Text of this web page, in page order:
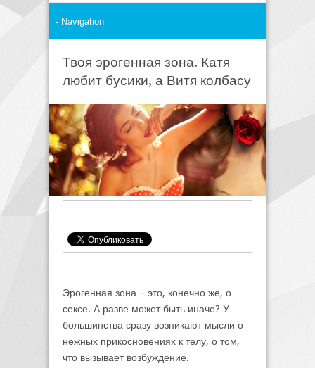
Твоя эрогенная зона. Катя
любит бусики, а Витя колбасу
Эрогенная зона – это, конечно же, о
сексе. А разве может быть иначе? У
большинства сразу возникают мысли о
нежных прикосновениях к телу, о том,
что вызывает возбуждение.